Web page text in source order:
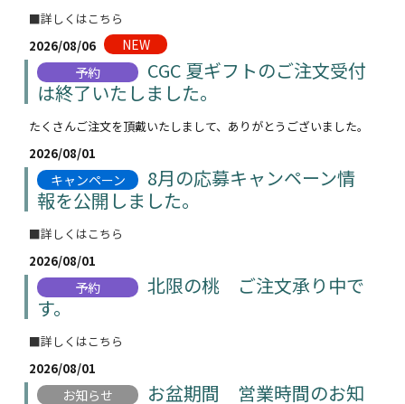
■詳しくはこちら
2026/08/06
NEW
予約
CGC 夏ギフトのご注文受付
は終了いたしました。
たくさんご注文を頂戴いたしまして、ありがとうございました。
2026/08/01
キャンペーン
8月の応募キャンペーン情
報を公開しました。
■詳しくはこちら
2026/08/01
予約
北限の桃 ご注文承り中で
す。
■詳しくはこちら
2026/08/01
お知らせ
お盆期間 営業時間のお知